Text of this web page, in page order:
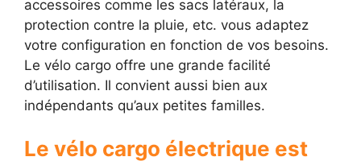
accessoires comme les sacs latéraux, la
protection contre la pluie, etc. vous adaptez
votre configuration en fonction de vos besoins.
Le vélo cargo offre une grande facilité
d’utilisation. Il convient aussi bien aux
indépendants qu’aux petites familles.
Le vélo cargo électrique est